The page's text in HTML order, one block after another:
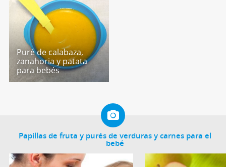
Puré de calabaza,
zanahoria y patata
para bebés
Papillas de fruta y purés de verduras y carnes para el
bebé